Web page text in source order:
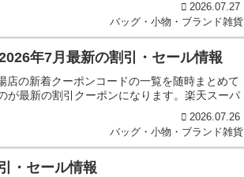
2026.07.27
バッグ・小物・ブランド雑貨
年7月最新の割引・セール情報
の新着クーポンコードの一覧を随時まとめて
が最新の割引クーポンになります。楽天スーパ
2026.07.26
バッグ・小物・ブランド雑貨
・セール情報